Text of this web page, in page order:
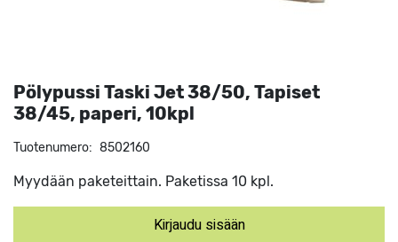
Pölypussi Taski Jet 38/50, Tapiset
38/45, paperi, 10kpl
Tuotenumero: 8502160
Myydään paketeittain. Paketissa 10 kpl.
Kirjaudu sisään